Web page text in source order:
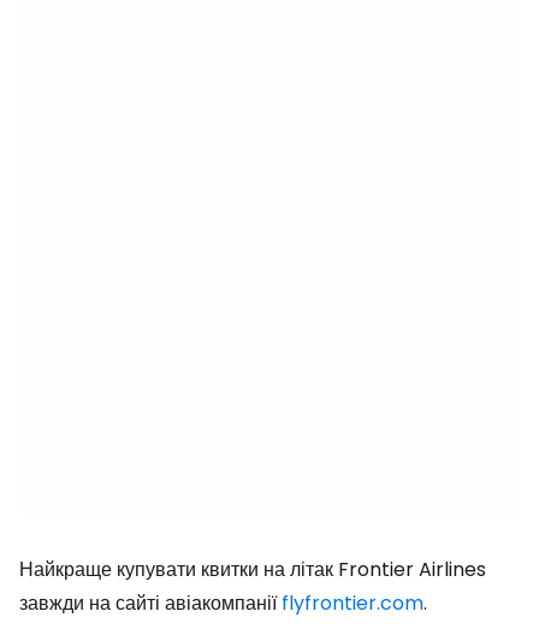
Найкраще купувати квитки на літак Frontier Airlines
завжди на сайті авіакомпаніїflyfrontier.com.